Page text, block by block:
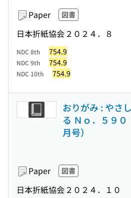
Paper 図書
日本折紙協会 ２０２４．８
NDC 8th 754.9
NDC 9th 754.9
NDC 10th 754.9
おりがみ : やさ
る Ｎｏ．５９
月号）
Paper 図書
日本折紙協会 ２０２４．１０